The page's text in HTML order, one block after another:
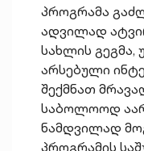
პროგრამა
ადვილად
სახლის გეგმა,
არსებული
შექმნათ
საბოლოოდ
ნამდვილად
პროგრამის